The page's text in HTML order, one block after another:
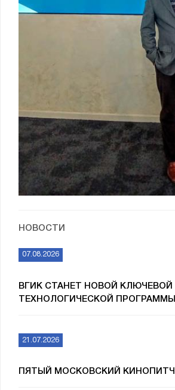
НОВОСТИ
07.08.2026
ВГИК СТАНЕТ НОВОЙ
ТЕХНОЛОГИЧЕСКОЙ ПРОГРАММЫ
21.07.2026
ПЯТЫЙ МОСКОВСКИЙ